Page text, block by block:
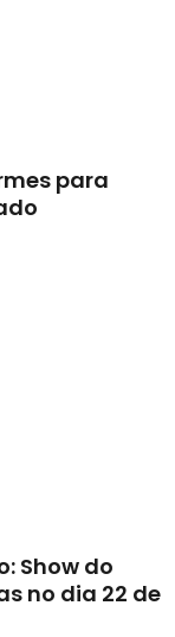
para
Show do
no dia 22 de